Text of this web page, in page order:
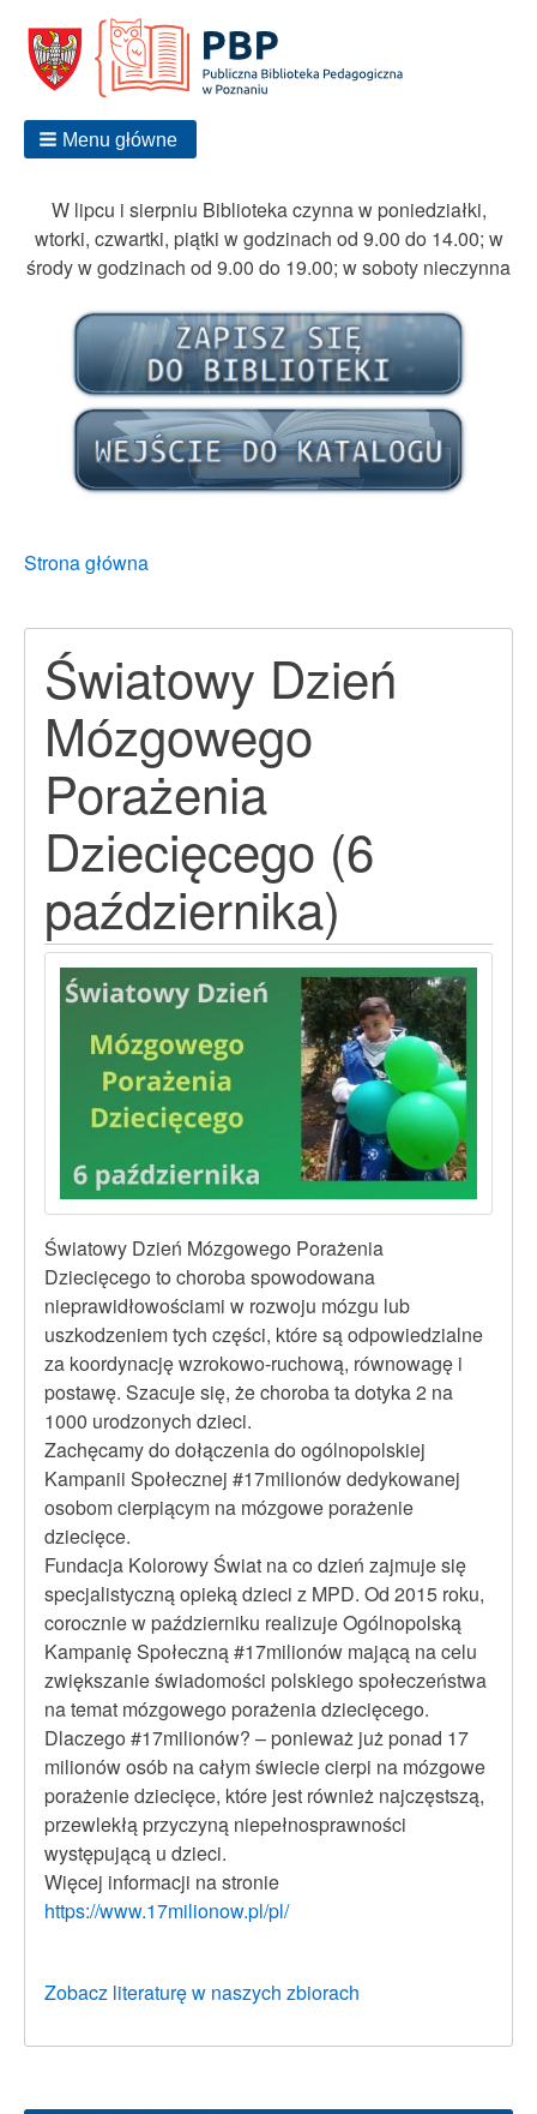
Menu główne
W lipcu i sierpniu Biblioteka czynna w poniedziałki,
wtorki, czwartki, piątki w godzinach od 9.00 do 14.00; w
środy w godzinach od 9.00 do 19.00; w soboty nieczynna
Breadcrumbs
You
Strona główna
Światowy Dzień
Mózgowego
Porażenia
Dziecięcego (6
października)
Światowy Dzień Mózgowego Porażenia
Dziecięcego to choroba spowodowana
nieprawidłowościami w rozwoju mózgu lub
uszkodzeniem tych części, które są odpowiedzialne
za koordynację wzrokowo-ruchową, równowagę i
postawę. Szacuje się, że choroba ta dotyka 2 na
1000 urodzonych dzieci.
Zachęcamy do dołączenia do ogólnopolskiej
Kampanii Społecznej #17milionów dedykowanej
osobom cierpiącym na mózgowe porażenie
dziecięce.
Fundacja Kolorowy Świat na co dzień zajmuje się
specjalistyczną opieką dzieci z MPD. Od 2015 roku,
corocznie w październiku realizuje Ogólnopolską
Kampanię Społeczną #17milionów mającą na celu
zwiększanie świadomości polskiego społeczeństwa
na temat mózgowego porażenia dziecięcego.
Dlaczego #17milionów? – ponieważ już ponad 17
milionów osób na całym świecie cierpi na mózgowe
porażenie dziecięce, które jest również najczęstszą,
przewlekłą przyczyną niepełnosprawności
występującą u dzieci.
Więcej informacji na stronie
https://www.17milionow.pl/pl/
Zobacz literaturę w naszych zbiorach